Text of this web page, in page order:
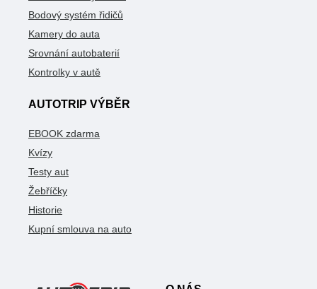
Bodový systém řidičů
Kamery do auta
Srovnání autobaterií
Kontrolky v autě
AUTOTRIP VÝBĚR
EBOOK zdarma
Kvízy
Testy aut
Žebříčky
Historie
Kupní smlouva na auto